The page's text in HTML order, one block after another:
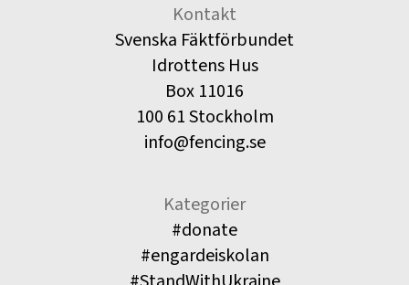
Kontakt
Svenska Fäktförbundet
Idrottens Hus
Box 11016
100 61 Stockholm
info@fencing.se
Kategorier
#donate
#engardeiskolan